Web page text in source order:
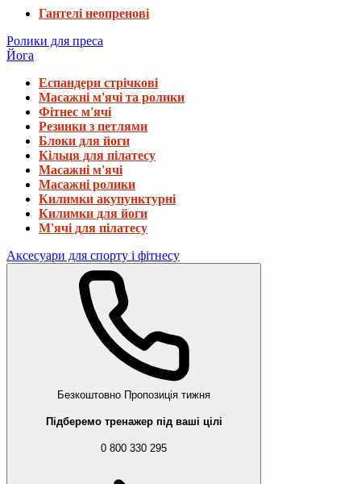
Гантелі неопренові
Ролики для преса
Йога
Еспандери стрічкові
Масажні м'ячі та ролики
Фітнес м'ячі
Резинки з петлями
Блоки для йоги
Кільця для пілатесу
Масажні м'ячі
Масажні ролики
Килимки акупунктурні
Килимки для йоги
М'ячі для пілатесу
Аксесуари для спорту і фітнесу
Безкоштовно Пропозиція тижня
Підберемо тренажер під ваші цілі
0 800 330 295